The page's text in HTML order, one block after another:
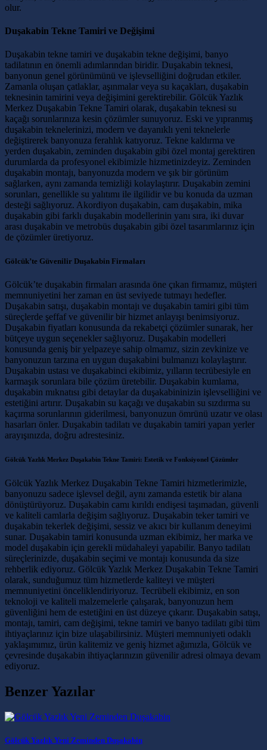
olur.
Duşakabin Tekne Tamiri ve Değişimi
Duşakabin tekne tamiri ve duşakabin tekne değişimi, banyo
tadilatının en önemli adımlarından biridir. Duşakabin teknesi,
banyonun genel görünümünü ve işlevselliğini doğrudan etkiler.
Zamanla oluşan çatlaklar, aşınmalar veya su kaçakları, duşakabin
teknesinin tamirini veya değişimini gerektirebilir. Gölcük Yazlık
Merkez Duşakabin Tekne Tamiri olarak, duşakabin teknesi su
kaçağı sorunlarınıza kesin çözümler sunuyoruz. Eski ve yıpranmış
duşakabin teknelerinizi, modern ve dayanıklı yeni teknelerle
değiştirerek banyonuza ferahlık katıyoruz. Tekne kaldırma ve
yerden duşakabin, zeminden duşakabin gibi özel montaj gerektiren
durumlarda da profesyonel ekibimizle hizmetinizdeyiz. Zeminden
duşakabin montajı, banyonuzda modern ve şık bir görünüm
sağlarken, aynı zamanda temizliği kolaylaştırır. Duşakabin zemini
sorunları, genellikle su yalıtımı ile ilgilidir ve bu konuda da uzman
desteği sağlıyoruz. Akordiyon duşakabin, cam duşakabin, mika
duşakabin gibi farklı duşakabin modellerinin yanı sıra, iki duvar
arası duşakabin ve metrobüs duşakabin gibi özel tasarımlarınız için
de çözümler üretiyoruz.
Gölcük’te Güvenilir Duşakabin Firmaları
Gölcük’te duşakabin firmaları arasında öne çıkan firmamız, müşteri
memnuniyetini her zaman en üst seviyede tutmayı hedefler.
Duşakabin satışı, duşakabin montajı ve duşakabin tamiri gibi tüm
süreçlerde şeffaf ve güvenilir bir hizmet anlayışı benimsiyoruz.
Duşakabin fiyatları konusunda da rekabetçi çözümler sunarak, her
bütçeye uygun seçenekler sağlıyoruz. Duşakabin modelleri
konusunda geniş bir yelpazeye sahip olmamız, sizin zevkinize ve
banyonuzun tarzına en uygun duşakabini bulmanızı kolaylaştırır.
Duşakabin ustası ve duşakabinci ekibimiz, yılların tecrübesiyle en
karmaşık sorunlara bile çözüm üretebilir. Duşakabin kumlama,
duşakabin mıknatısı gibi detaylar da duşakabininizin işlevselliğini ve
estetiğini artırır. Duşakabin su kaçağı ve duşakabin su sızdırma su
kaçırma sorunlarının giderilmesi, banyonuzun ömrünü uzatır ve olası
hasarları önler. Duşakabin tadilatı ve duşakabin tamiri yapan yerler
arayışınızda, doğru adrestesiniz.
Gölcük Yazlık Merkez Duşakabin Tekne Tamiri: Estetik ve Fonksiyonel Çözümler
Gölcük Yazlık Merkez Duşakabin Tekne Tamiri hizmetlerimizle,
banyonuzu sadece işlevsel değil, aynı zamanda estetik bir alana
dönüştürüyoruz. Duşakabin camı kırıldı endişesi taşımadan, güvenli
ve kaliteli camlarla değişim sağlıyoruz. Duşakabin teker tamiri ve
duşakabin tekerlek değişimi, sessiz ve akıcı bir kullanım deneyimi
sunar. Duşakabin tamiri konusunda uzman ekibimiz, her marka ve
model duşakabin için gerekli müdahaleyi yapabilir. Banyo tadilatı
süreçlerinizde, duşakabin seçimi ve montajı konusunda da size
rehberlik ediyoruz. Gölcük Yazlık Merkez Duşakabin Tekne Tamiri
olarak, sunduğumuz tüm hizmetlerde kaliteyi ve müşteri
memnuniyetini önceliklendiriyoruz. Tecrübeli ekibimiz, en son
teknoloji ve kaliteli malzemelerle çalışarak, banyonuzun hem
güvenliğini hem de estetiğini en üst düzeye çıkarır. Duşakabin satışı,
montajı, tamiri, cam değişimi, tekne tamiri ve banyo tadilatı gibi tüm
ihtiyaçlarınız için bize ulaşabilirsiniz. Müşteri memnuniyeti odaklı
yaklaşımımız, ürün kalitemiz ve geniş hizmet ağımızla, Gölcük ve
çevresinde duşakabin ihtiyaçlarınızın güvenilir adresi olmaya devam
ediyoruz.
Benzer Yazılar
Gölcük Yazlık Yeni Zeminden Duşakabin